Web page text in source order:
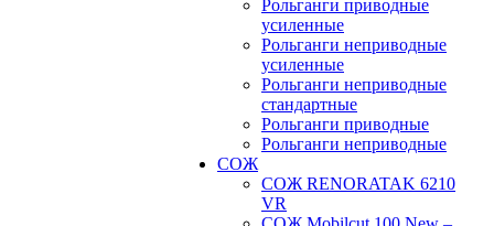
Рольганги приводные
усиленные
Рольганги неприводные
усиленные
Рольганги неприводные
стандартные
Рольганги приводные
Рольганги неприводные
СОЖ
СОЖ RENORATAK 6210
VR